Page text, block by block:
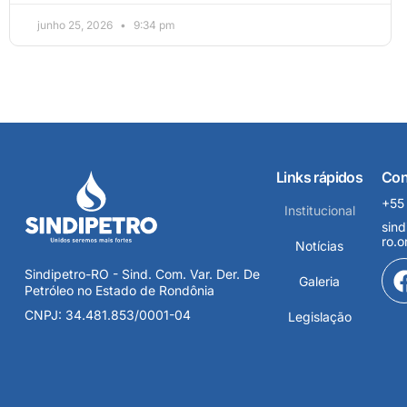
junho 25, 2026 9:34 pm
Sindipetro-RO - Sind. Com. Var. Der. De
Petróleo no Estado de Rondônia
CNPJ: 34.481.853/0001-04
Links rápidos
Institucional
Notícias
Galeria
Legislação